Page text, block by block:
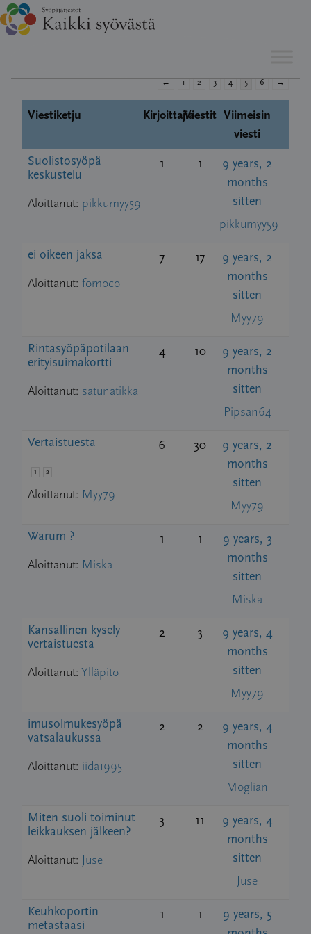
sisältöön
← 1 2 3 4 5 6 →
Viestiketju KirjoittajiaViestit Viimeisin
viesti
Suolistosyöpä
keskustelu
Aloittanut: pikkumyy59
1 1
9 years, 2
months
sitten
pikkumyy59
ei oikeen jaksa
Aloittanut: fomoco
7 17
9 years, 2
months
sitten
Myy79
Rintasyöpäpotilaan
erityisuimakortti
Aloittanut: satunatikka
4 10
9 years, 2
months
sitten
Pipsan64
Vertaistuesta
1 2
Aloittanut: Myy79
6 30
9 years, 2
months
sitten
Myy79
Warum ?
Aloittanut: Miska
1 1
9 years, 3
months
sitten
Miska
Kansallinen kysely
vertaistuesta
Aloittanut: Ylläpito
2 3
9 years, 4
months
sitten
Myy79
imusolmukesyöpä
vatsalaukussa
Aloittanut: iida1995
2 2
9 years, 4
months
sitten
Moglian
Miten suoli toiminut
leikkauksen jälkeen?
Aloittanut: Juse
3 11
9 years, 4
months
sitten
Juse
Keuhkoportin
metastaasi
1 1
9 years, 5